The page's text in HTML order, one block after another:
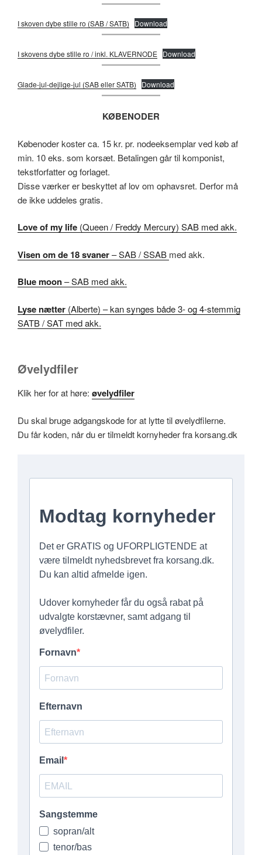
I skoven dybe stille ro (SAB / SATB) Download
I skovens dybe stille ro / inkl. KLAVERNODE Download
Glade-jul-dejlige-jul (SAB eller SATB) Download
KØBENODER
Købenoder koster ca. 15 kr. pr. nodeeksemplar ved køb af
min. 10 eks. som korsæt. Betalingen går til komponist,
tekstforfatter og forlaget.
Disse værker er beskyttet af lov om ophavsret. Derfor må
de ikke uddeles gratis.
Love of my life (Queen / Freddy Mercury) SAB med akk.
Visen om de 18 svaner– SAB / SSAB med akk.
Blue moon– SAB med akk.
Lyse nætter (Alberte) – kan synges både 3- og 4-stemmig
SATB / SAT med akk.
Øvelydfiler
Klik her for at høre: øvelydfiler
Du skal bruge adgangskode for at lytte til øvelydfilerne.
Du får koden, når du er tilmeldt kornyheder fra korsang.dk